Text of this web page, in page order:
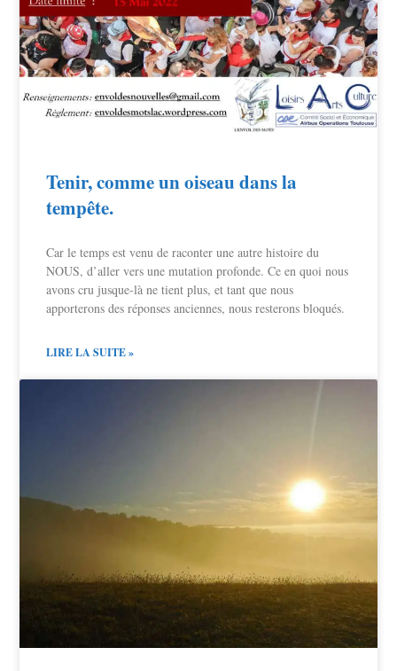
Tenir, comme un oiseau dans la
tempête.
Car le temps est venu de raconter une autre histoire du
NOUS, d’aller vers une mutation profonde. Ce en quoi nous
avons cru jusque-là ne tient plus, et tant que nous
apporterons des réponses anciennes, nous resterons bloqués.
LIRE LA SUITE »